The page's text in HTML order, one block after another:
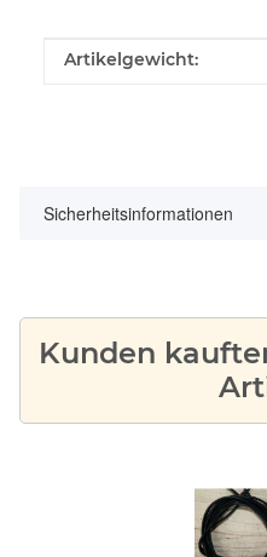
Produkteigenschaft
Wert
Artikelgewicht:
Sicherheitsinformationen
Kunden